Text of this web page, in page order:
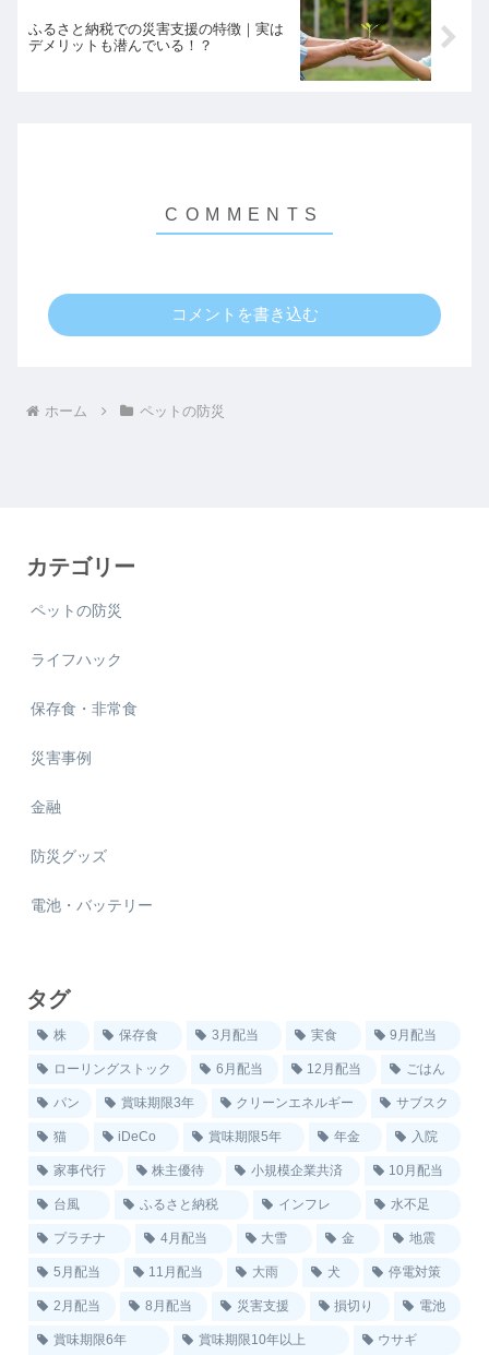
ふるさと納税での災害支援の特徴｜実は
デメリットも潜んでいる！？
コメントを書き込む
ホーム ペットの防災
カテゴリー
ペットの防災
ライフハック
保存食・非常食
災害事例
金融
防災グッズ
電池・バッテリー
タグ
株 保存食 3月配当 実食 9月配当
ローリングストック 6月配当 12月配当 ごはん
パン 賞味期限3年 クリーンエネルギー サブスク
猫 iDeCo 賞味期限5年 年金 入院
家事代行 株主優待 小規模企業共済 10月配当
台風 ふるさと納税 インフレ 水不足
プラチナ 4月配当 大雪 金 地震
5月配当 11月配当 大雨 犬 停電対策
2月配当 8月配当 災害支援 損切り 電池
賞味期限6年 賞味期限10年以上 ウサギ